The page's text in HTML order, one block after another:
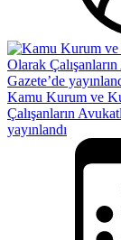
Kamu Kurum ve
Çalışanların
yayınlandı